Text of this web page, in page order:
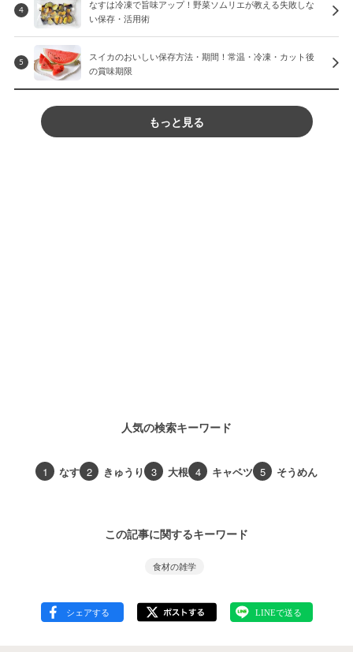
4
なすは冷凍で旨味アップ！野菜ソムリエが教える失敗しな
い保存・活用術
5
スイカのおいしい保存方法・期間！常温・冷凍・カット後
の賞味期限
もっと見る
人気の検索キーワード
1 なす 2 きゅうり 3 大根 4 キャベツ 5 そうめん
この記事に関するキーワード
食材の雑学